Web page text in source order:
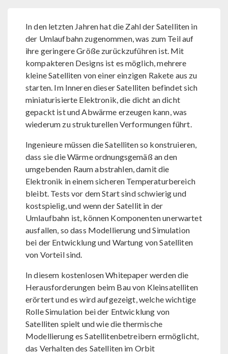
In den letzten Jahren hat die Zahl der Satelliten in
der Umlaufbahn zugenommen, was zum Teil auf
ihre geringere Größe zurückzuführen ist. Mit
kompakteren Designs ist es möglich, mehrere
kleine Satelliten von einer einzigen Rakete aus zu
starten. Im Inneren dieser Satelliten befindet sich
miniaturisierte Elektronik, die dicht an dicht
gepackt ist und Abwärme erzeugen kann, was
wiederum zu strukturellen Verformungen führt.
Ingenieure müssen die Satelliten so konstruieren,
dass sie die Wärme ordnungsgemäß an den
umgebenden Raum abstrahlen, damit die
Elektronik in einem sicheren Temperaturbereich
bleibt. Tests vor dem Start sind schwierig und
kostspielig, und wenn der Satellit in der
Umlaufbahn ist, können Komponenten unerwartet
ausfallen, so dass Modellierung und Simulation
bei der Entwicklung und Wartung von Satelliten
von Vorteil sind.
In diesem kostenlosen Whitepaper werden die
Herausforderungen beim Bau von Kleinsatelliten
erörtert und es wird aufgezeigt, welche wichtige
Rolle Simulation bei der Entwicklung von
Satelliten spielt und wie die thermische
Modellierung es Satellitenbetreibern ermöglicht,
das Verhalten des Satelliten im Orbit